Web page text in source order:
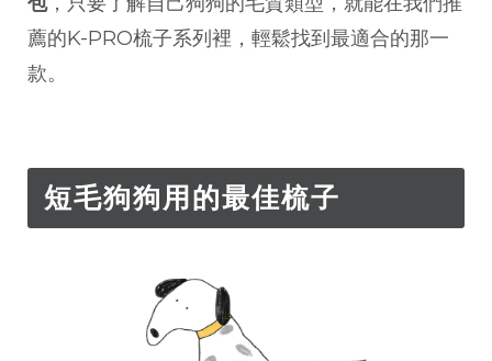
薦的K-PRO梳子系列裡，輕鬆找到最適合的那一
款。
短毛狗狗用的最佳梳子